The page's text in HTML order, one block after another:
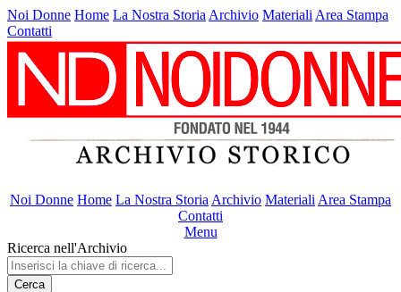
Noi Donne Home La Nostra Storia Archivio Materiali Area Stampa
Contatti
Noi Donne Home La Nostra Storia Archivio Materiali Area Stampa
Contatti
Menu
Ricerca nell'Archivio
Cerca